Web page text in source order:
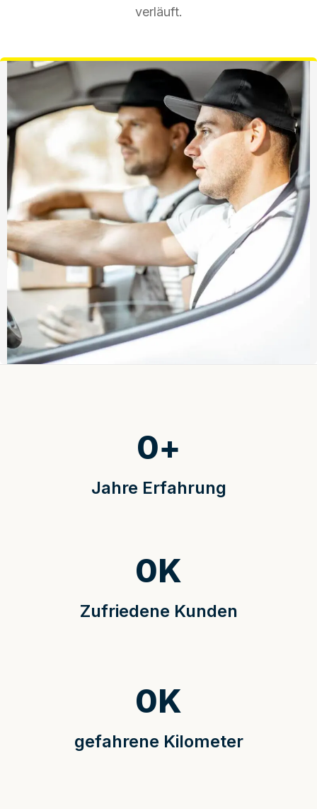
verläuft.
Jahre Erfahrung
0+
Zufriedene Kunden
0K
gefahrene Kilometer
0K